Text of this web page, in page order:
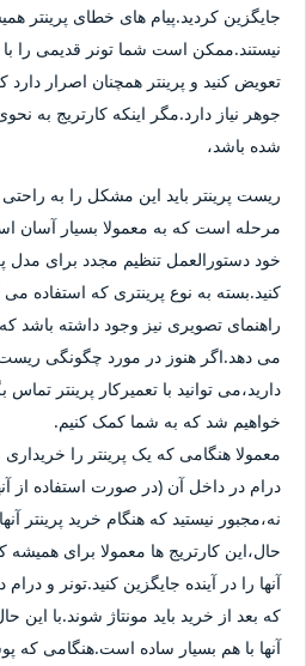
جایگزین کردید.پیام های خطای پرینتر
نیستند.ممکن است شما تونر قدیمی را با
تعویض کنید و پرینتر همچنان اصرار دارد
جوهر نیاز دارد.مگر اینکه کارتریج به
شده باشد،
ریست پرینتر باید این مشکل را به
مرحله است که به معمولا بسیار آسان
خود دستورالعمل تنظیم مجدد برای مدل
کنید.بسته به نوع پرینتری که استفاده
راهنمای تصویری نیز وجود داشته
می دهد.اگر هنوز در مورد چگونگی
دارید،می توانید با تعمیرکار پرینتر
خواهیم شد که به شما کمک کنیم.
معمولا هنگامی که یک پرینتر را
درام در داخل آن (در صورت استفاده از
نه،مجبور نیستید که هنگام خرید پرینتر
حال،این کارتریج ها معمولا برای همیشه
آنها را در آینده جایگزین کنید.تونر و
که بعد از خرید باید مونتاژ شوند.با این
آنها با هم بسیار ساده است.هنگامی که